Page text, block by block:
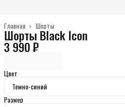
Шорты
Главная ›
Шорты Black Icon
3 990 ₽
Цвет
Темно-синий
Размер